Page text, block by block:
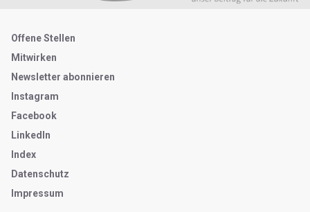
Metanavigation
Offene Stellen
Mitwirken
Newsletter abonnieren
Instagram
Facebook
LinkedIn
Index
Datenschutz
Impressum